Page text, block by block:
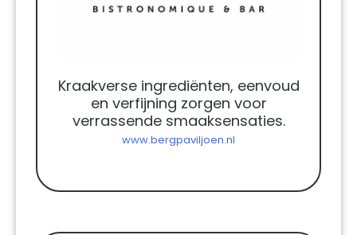
Kraakverse ingrediënten, eenvoud
en verfijning zorgen voor
verrassende smaaksensaties.
www.bergpaviljoen.nl